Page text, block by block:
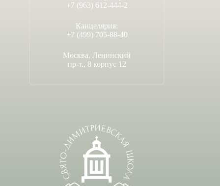
+7 (963) 612-444-2
Канцелярия:
+7 (499) 705-88-40
Москва, Ленинский
пр-т., 8 корпус 12